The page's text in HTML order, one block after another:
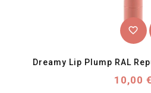
favorite_border
Dreamy Lip Plump RAL
Prix
10,00 €